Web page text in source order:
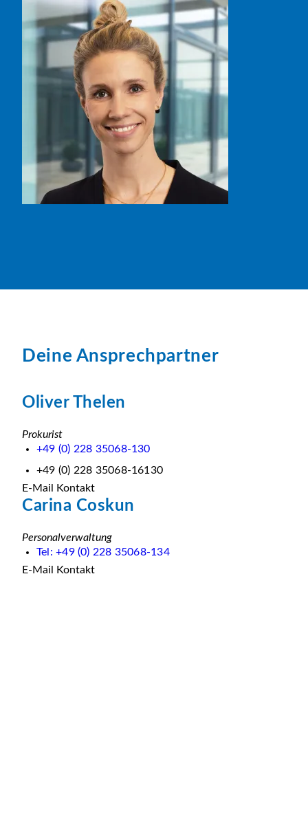
Deine Ansprechpartner
Oliver Thelen
Prokurist
+49 (0) 228 35068-130
+49 (0) 228 35068-16130
E-Mail Kontakt
Carina Coskun
Personalverwaltung
Tel: +49 (0) 228 35068-134
E-Mail Kontakt